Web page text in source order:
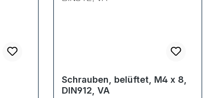
Schrauben, belüftet, M4 x 8,
DIN912, VA